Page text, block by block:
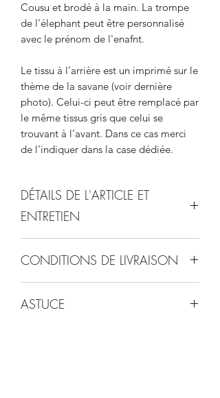
Cousu et brodé à la main. La trompe
de l'élephant peut être personnalisé
avec le prénom de l'enafnt.
Le tissu à l’arrière est un imprimé sur le
thème de la savane (voir dernière
photo). Celui-ci peut être remplacé par
le même tissus gris que celui se
trouvant à l’avant. Dans ce cas merci
de l’indiquer dans la case dédiée.
DÉTAILS DE L'ARTICLE ET
ENTRETIEN
Broderie à la main avec du fil dmc.
CONDITIONS DE LIVRAISON
frais de livraison: 5€
ASTUCE